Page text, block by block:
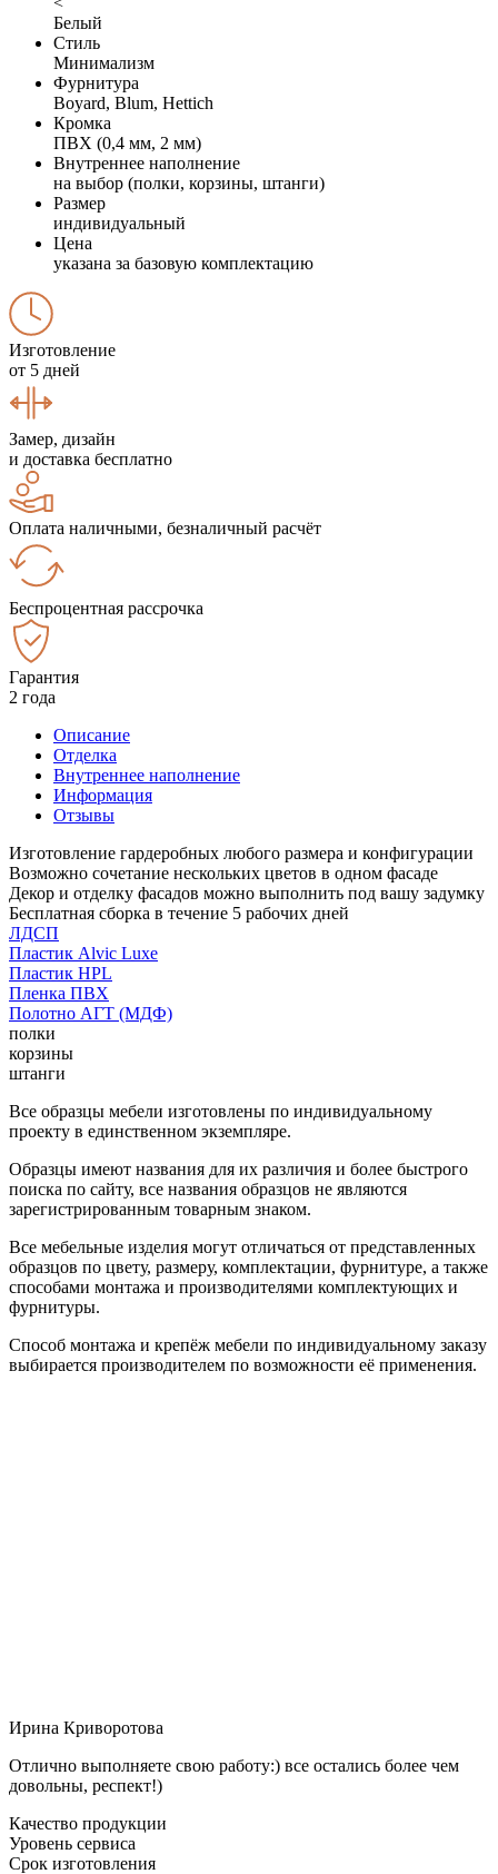
Белый
Стиль
Минимализм
Фурнитура
Boyard, Blum, Hettich
Кромка
ПВХ (0,4 мм, 2 мм)
Внутреннее наполнение
на выбор (полки, корзины, штанги)
Размер
индивидуальный
Цена
указана за базовую комплектацию
Изготовление
от 5 дней
Замер, дизайн
и доставка бесплатно
Оплата наличными, безналичный расчёт
Беспроцентная рассрочка
Гарантия
2 года
Описание
Отделка
Внутреннее наполнение
Информация
Отзывы
Изготовление гардеробных любого размера и конфигурации
Возможно сочетание нескольких цветов в одном фасаде
Декор и отделку фасадов можно выполнить под вашу задумку
Бесплатная сборка в течение 5 рабочих дней
ЛДСП
Пластик Alvic Luxe
Пластик HPL
Пленка ПВХ
Полотно АГТ (МДФ)
полки
корзины
штанги
Все образцы мебели изготовлены по индивидуальному
проекту в единственном экземпляре.
Образцы имеют названия для их различия и более быстрого
поиска по сайту, все названия образцов не являются
зарегистрированным товарным знаком.
Все мебельные изделия могут отличаться от представленных
образцов по цвету, размеру, комплектации, фурнитуре, а также
способами монтажа и производителями комплектующих и
фурнитуры.
Способ монтажа и крепёж мебели по индивидуальному заказу
выбирается производителем по возможности её применения.
Ирина Криворотова
Отлично выполняете свою работу:) все остались более чем
довольны, респект!)
Качество продукции
Уровень сервиса
Срок изготовления